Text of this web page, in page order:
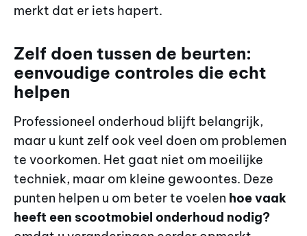
merkt dat er iets hapert.
Zelf doen tussen de beurten:
eenvoudige controles die echt
helpen
Professioneel onderhoud blijft belangrijk,
maar u kunt zelf ook veel doen om problemen
te voorkomen. Het gaat niet om moeilijke
techniek, maar om kleine gewoontes. Deze
punten helpen u om beter te voelen hoe vaak
heeft een scootmobiel onderhoud nodig?